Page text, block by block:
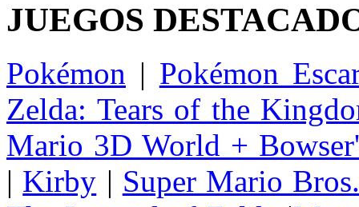
JUEGOS
Pokémon | Pokémon
Zelda: Tears of the
Mario 3D World +
| Kirby | Super Mario